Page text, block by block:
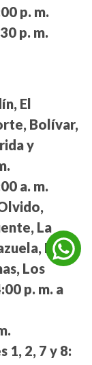
p. m.
p. m.
El
Bolívar,
y
a. m.
La
La
Los
p. m. a
1, 2, 7 y 8: